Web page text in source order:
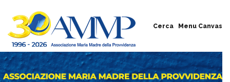
Cerca Menu Canvas